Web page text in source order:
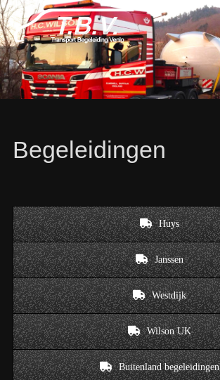
Begeleidingen
Huys
Janssen
Westdijk
Wilson UK
Buitenland begeleidingen